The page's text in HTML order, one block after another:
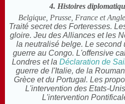
4. Histoires
Belgique, Prusse, France et
Traité secret des Forteresses.
gloire. Jeu des Alliances et les
la neutralisé belge. Le second
guerre au Congo. L'offensive
Londres et la Déclaration de
guerre de l'Italie, de la
Grèce et du Portugal. Les
L'intervention des Etats-
L'intervention